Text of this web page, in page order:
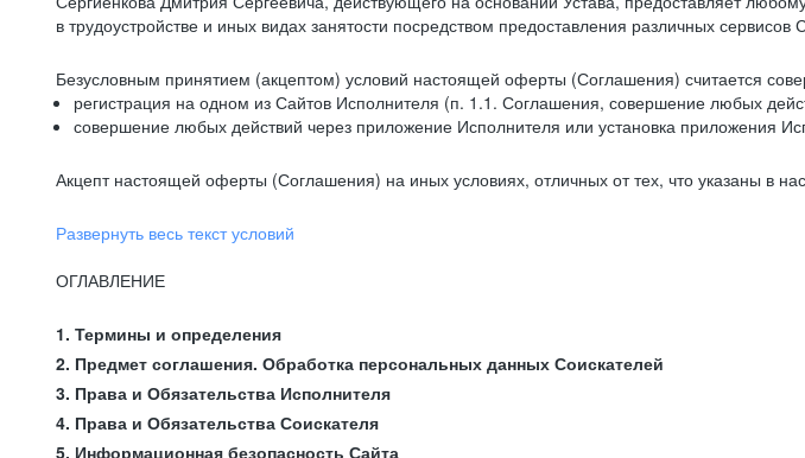
в трудоустройстве и иных видах занятости посредством предоставления различных сервисов
Безусловным принятием (акцептом) условий настоящей оферты (Соглашения) считается
регистрация на одном из Сайтов Исполнителя (п. 1.1. Соглашения, совершение любых
совершение любых действий через приложение Исполнителя или установка приложения
Акцепт настоящей оферты (Соглашения) на иных условиях, отличных от тех, что указаны в
Развернуть весь текст условий
ОГЛАВЛЕНИЕ
1. Термины и определения
2. Предмет соглашения. Обработка персональных данных Соискателей
3. Права и Обязательства Исполнителя
4. Права и Обязательства Соискателя
5. Информационная безопасность Сайта